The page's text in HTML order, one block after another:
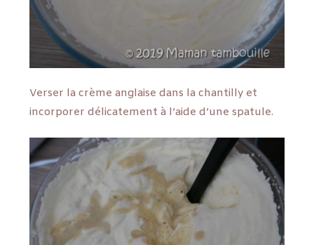
Verser la crème anglaise dans la chantilly et
incorporer délicatement à l’aide d’une spatule.